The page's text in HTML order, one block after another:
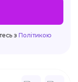
з Політикою